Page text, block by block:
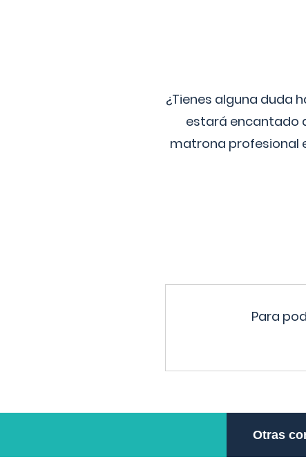
¿Tienes alguna duda
estará encantado
matrona profesional
Para
Otras